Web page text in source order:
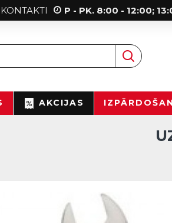
KONTAKTI P - PK. 8:00 - 12:00;
AKCIJAS